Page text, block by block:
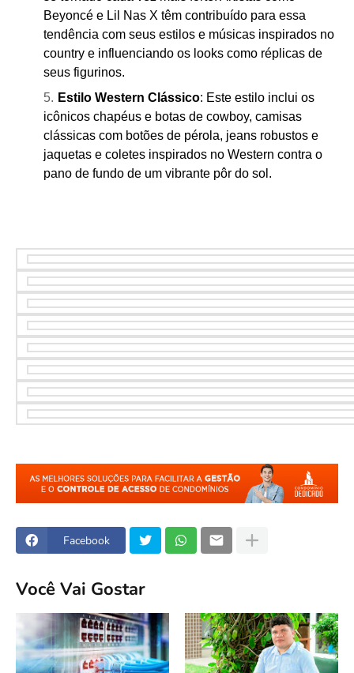
Beyoncé e Lil Nas X têm contribuído para essa
tendência com seus estilos e músicas inspirados no
country e influenciando os looks como réplicas de
seus figurinos.
Estilo Western Clássico: Este estilo inclui os
icônicos chapéus e botas de cowboy, camisas
clássicas com botões de pérola, jeans robustos e
jaquetas e coletes inspirados no Western contra o
pano de fundo de um vibrante pôr do sol.
Facebook
Você Vai Gostar